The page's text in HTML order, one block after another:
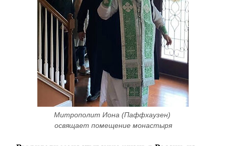
Митрополит Иона (Паффхаузен)
освящает помещение монастыря